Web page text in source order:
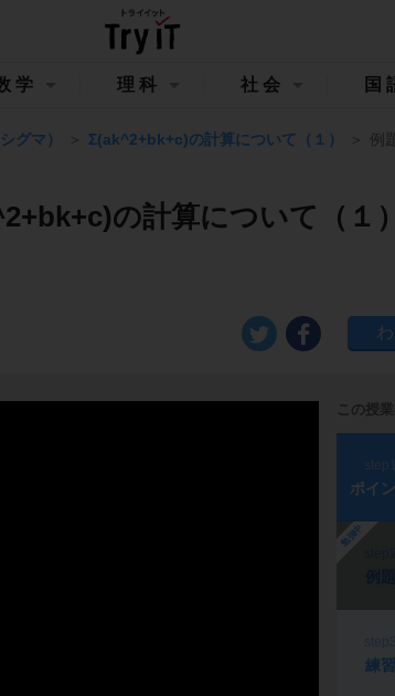
学 理科 社会 国
グマ） Σ(ak^2+bk+c)の計算について（１） 例題
の計算について（１
この授
ポイ
勉強中
練習